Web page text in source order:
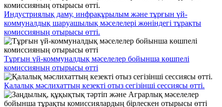
Индустриялық даму, инфрақұрылым және тұрғын үй-
коммуналдық шаруашылық мәселелері жөніндегі тұрақты
комиссияның отырысы өтті.
Тұрғын үй-коммуналдық мәселелер бойынша көшпелі
комиссияның отырысы өтті
Қалалық мәслихаттың кезекті отыз сегізінші сессиясы өтті.